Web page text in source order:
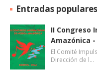
Entradas populares
II Congreso
Amazónica
El Comité
Dirección de l…